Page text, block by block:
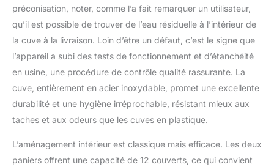
le temps de séchage
pour un résultat optimal
DriveTM a été mis au
point pour accroître
encore l'efficacité du
lavage.
Exceptionnellement
silencieux, il est
également
et garantit une faible
consommation électrique
préconisation, noter, comme l’a fait remarquer un utilisateur,
qu’il est possible de trouver de l’eau résiduelle à l’intérieur de
la cuve à la livraison. Loin d’être un défaut, c’est le signe que
l’appareil a subi des tests de fonctionnement et d’étanchéité
en usine, une procédure de contrôle qualité rassurante. La
cuve, entièrement en acier inoxydable, promet une excellente
durabilité et une hygiène irréprochable, résistant mieux aux
taches et aux odeurs que les cuves en plastique.
L’aménagement intérieur est classique mais efficace. Les deux
paniers offrent une capacité de 12 couverts, ce qui convient